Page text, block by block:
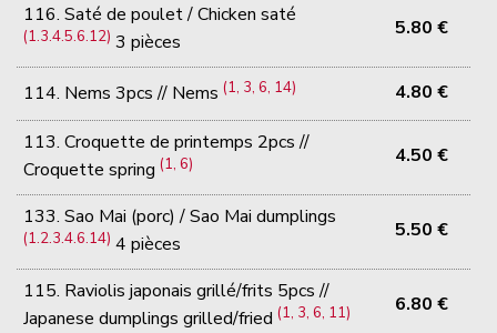
116. Saté de poulet / Chicken saté
(1.3.4.5.6.12) 3 pièces
5.80 €
114. Nems 3pcs // Nems(1, 3, 6, 14) 4.80 €
113. Croquette de printemps 2pcs //
Croquette spring(1, 6) 4.50 €
133. Sao Mai (porc) / Sao Mai dumplings
(1.2.3.4.6.14) 4 pièces
5.50 €
115. Raviolis japonais grillé/frits 5pcs //
Japanese dumplings grilled/fried(1, 3, 6, 11) 6.80 €